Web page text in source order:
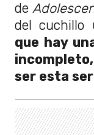
de
del cuchillo
que hay
ser esta